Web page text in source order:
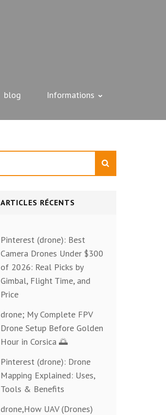
blog Informations
ARTICLES RÉCENTS
Pinterest (drone): Best
Camera Drones Under $300
of 2026: Real Picks by
Gimbal, Flight Time, and
Price
drone; My Complete FPV
Drone Setup Before Golden
Hour in Corsica 🌅
Pinterest (drone): Drone
Mapping Explained: Uses,
Tools & Benefits
drone,How UAV (Drones)